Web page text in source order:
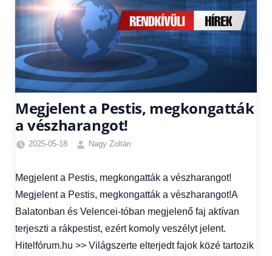
Megjelent a Pestis, megkongatták
a vészharangot!
2025-05-18
Nagy Zoltán
hírek,
Gazdaság,
Hírek,
Hírek
kézből,
Megjelent a Pestis, megkongatták a vészharangot!
Megjelent a Pestis, megkongatták a vészharangot!A
Balatonban és Velencei-tóban megjelenő faj aktívan
terjeszti a rákpestist, ezért komoly veszélyt jelent.
Hitelfórum.hu >> Világszerte elterjedt fajok közé tartozik